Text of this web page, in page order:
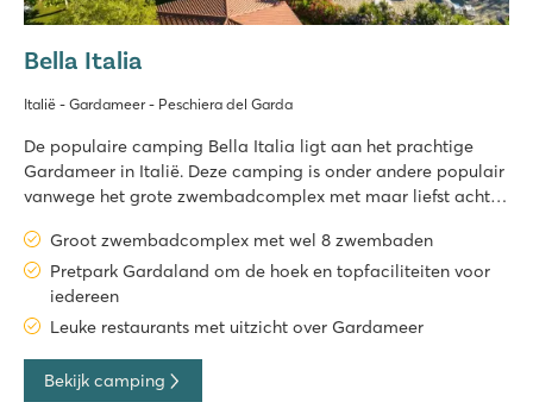
Bella Italia
Italië - Gardameer - Peschiera del Garda
De populaire camping Bella Italia ligt aan het prachtige
Gardameer in Italië. Deze camping is onder andere populair
vanwege het grote zwembadcomplex met maar liefst acht(!)
je nodig hebt. Op de camping organiseert het animatieteam
divers
Groot zwembadcomplex met wel 8 zwembaden
Pretpark Gardaland om de hoek en topfaciliteiten voor
iedereen
Leuke restaurants met uitzicht over Gardameer
Bekijk camping